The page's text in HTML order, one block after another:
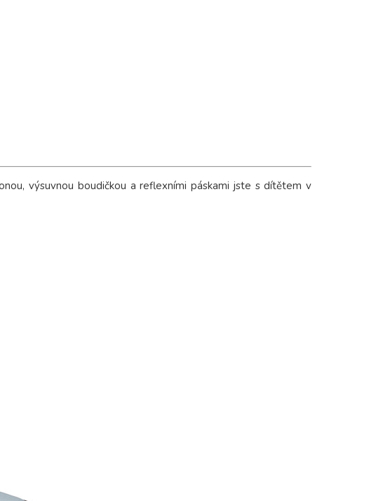
výsuvnou boudičkou a reflexními páskami jste s dítětem v